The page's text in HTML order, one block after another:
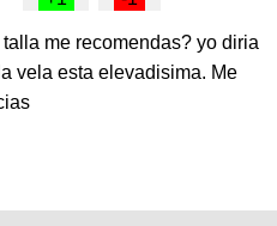
me recomendas? yo diria
vela esta elevadisima. Me